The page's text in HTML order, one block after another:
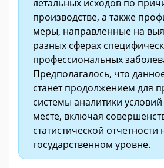
летальных исходов по
производстве, а также
меры, направленные на
разных сферах
профессиональных
Предполагалось, что
станет продолжением для
системы аналитики
месте, включая
статистической отчетности
государственном уровне.